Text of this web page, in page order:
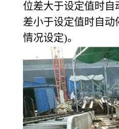
位差大于设定值时自
差小于设定值时自
情况设定)。